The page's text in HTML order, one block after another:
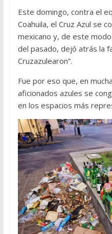
Este domingo, contra el
Coahuila, el Cruz Azul se
mexicano y, de este
del pasado, dejó atrás la
Cruzazulearon”.
Fue por eso que, en
aficionados azules se
en los espacios más